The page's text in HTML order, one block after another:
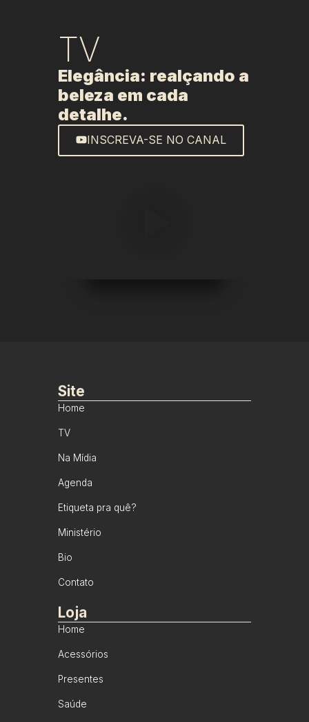
TV
Elegância: realçando a
beleza em cada
detalhe.
INSCREVA-SE NO CANAL
Site
Home
TV
Na Mídia
Agenda
Etiqueta pra quê?
Ministério
Bio
Contato
Loja
Home
Acessórios
Presentes
Saúde